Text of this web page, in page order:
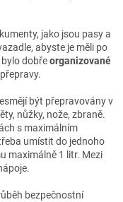
jako jsou pasy a
abyste je měli po
dobřeorganizované
být přepravovány v
nůžky, nože, zbraně.
s maximálním
umístit do jednoho
maximálně 1 litr. Mezi
bezpečnostní